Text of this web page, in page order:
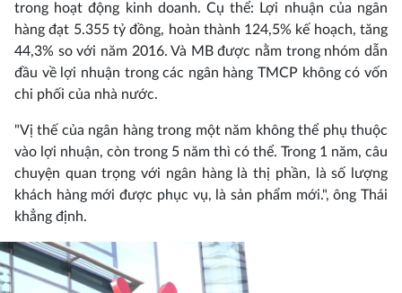
trong hoạt động kinh doanh. Cụ thể: Lợi nhuận của ngân
hàng đạt 5.355 tỷ đồng, hoàn thành 124,5% kế hoạch, tăng
44,3% so với năm 2016. Và MB được nằm trong nhóm dẫn
đầu về lợi nhuận trong các ngân hàng TMCP không có vốn
chi phối của nhà nước.
"Vị thế của ngân hàng trong một năm không thể phụ thuộc
vào lợi nhuận, còn trong 5 năm thì có thể. Trong 1 năm, câu
chuyện quan trọng với ngân hàng là thị phần, là số lượng
khách hàng mới được phục vụ, là sản phẩm mới.", ông Thái
khẳng định.